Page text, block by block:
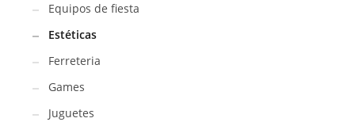
Equipos de fiesta
Estéticas
Ferreteria
Games
Juguetes